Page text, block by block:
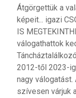
Átgörgettük a
képeit... igazi
IS
válogathattok
2012-től 2023-
nagy
szívesen várjuk